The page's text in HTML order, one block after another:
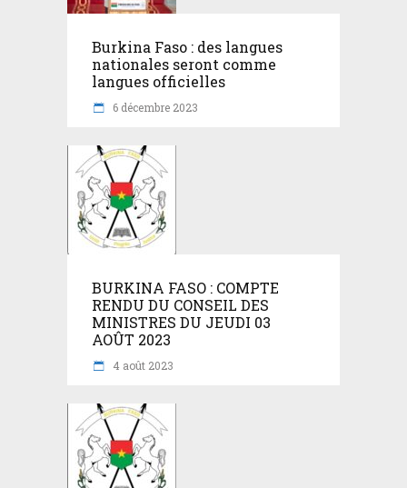
Burkina Faso : des langues
nationales seront comme
langues officielles
6 décembre 2023
BURKINA FASO : COMPTE
RENDU DU CONSEIL DES
MINISTRES DU JEUDI 03
AOÛT 2023
4 août 2023